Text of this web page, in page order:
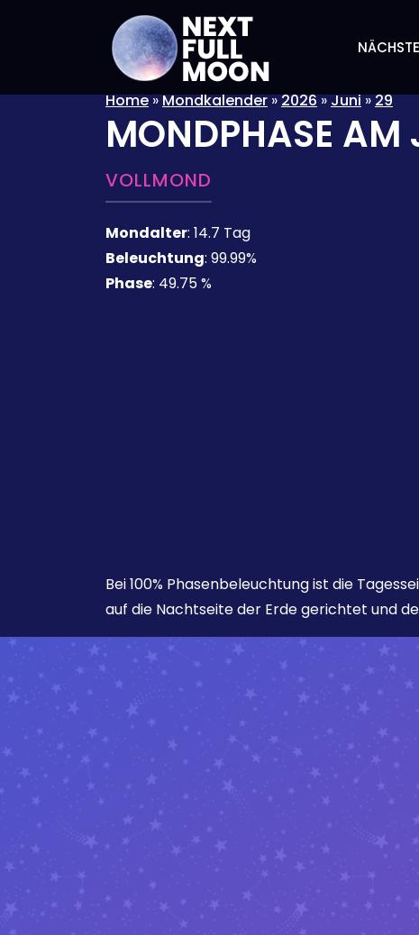
Home»Mondkalender»2026»Juni»29
MONDPHASE AM
VOLLMOND
Mondalter: 14.7 Tag
Beleuchtung: 99.99%
Phase: 49.75 %
Bei 100% Phasenbeleuchtung ist die
auf die Nachtseite der Erde gerichtet und